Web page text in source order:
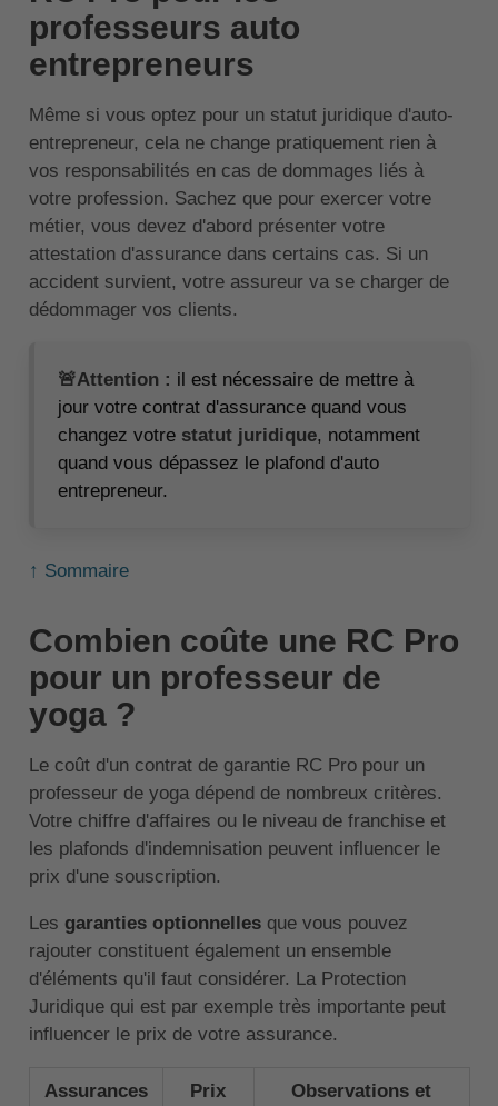
professeurs auto
entrepreneurs
Même si vous optez pour un statut juridique d'auto-
entrepreneur, cela ne change pratiquement rien à
vos responsabilités en cas de dommages liés à
votre profession. Sachez que pour exercer votre
métier, vous devez d'abord présenter votre
attestation d'assurance dans certains cas. Si un
accident survient, votre assureur va se charger de
dédommager vos clients.
🚨Attention : il est nécessaire de mettre à
jour votre contrat d'assurance quand vous
changez votre statut juridique, notamment
quand vous dépassez le plafond d'auto
entrepreneur.
↑ Sommaire
Combien coûte une RC Pro
pour un professeur de
yoga ?
Le coût d'un contrat de garantie RC Pro pour un
professeur de yoga dépend de nombreux critères.
Votre chiffre d'affaires ou le niveau de franchise et
les plafonds d'indemnisation peuvent influencer le
prix d'une souscription.
Les garanties optionnellesque vous pouvez
rajouter constituent également un ensemble
d'éléments qu'il faut considérer. La Protection
Juridique qui est par exemple très importante peut
influencer le prix de votre assurance.
Assurances
Prix
Observations et